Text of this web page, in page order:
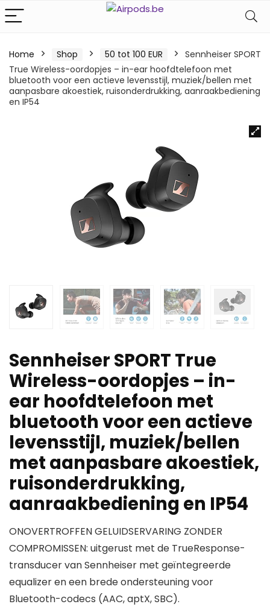
Home Shop 50 tot 100 EUR
Sennheiser SPORT
True Wireless-oordopjes – in-ear hoofdtelefoon met
bluetooth voor een actieve levensstijl, muziek/bellen met
aanpasbare akoestiek, ruisonderdrukking, aanraakbediening
en IP54
Sennheiser SPORT True
Wireless-oordopjes – in-
ear hoofdtelefoon met
bluetooth voor een actieve
levensstijl, muziek/bellen
met aanpasbare akoestiek,
ruisonderdrukking,
aanraakbediening en IP54
ONOVERTROFFEN GELUIDSERVARING ZONDER
COMPROMISSEN: uitgerust met de TrueResponse-
transducer van Sennheiser met geïntegreerde
equalizer en een brede ondersteuning voor
Bluetooth-codecs (AAC, aptX, SBC).